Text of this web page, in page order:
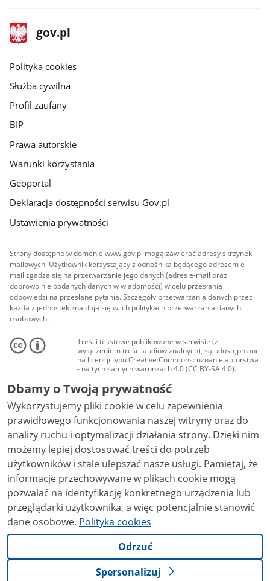
stopka
gov.pl
Strona
gov.pl
gov.pl
Polityka cookies
Służba cywilna
Profil zaufany
BIP
Prawa autorskie
Warunki korzystania
Geoportal
Deklaracja dostępności serwisu Gov.pl
Ustawienia prywatności
Strony dostępne w domenie www.gov.pl mogą zawierać adresy skrzynek
mailowych. Użytkownik korzystający z odnośnika będącego adresem e-
mail zgadza się na przetwarzanie jego danych (adres e-mail oraz
dobrowolnie podanych danych w wiadomości) w celu przesłania
odpowiedzi na przesłane pytania. Szczegóły przetwarzania danych przez
każdą z jednostek znajdują się w ich politykach przetwarzania danych
osobowych.
Treści tekstowe publikowane w serwisie (z
wyłączeniem treści audiowizualnych), są udostępniane
na licencji typu Creative Commons: uznanie autorstwa
- na tych samych warunkach 4.0 (CC BY-SA 4.0).
Materiały audiowizualne, w tym zdjęcia, materiały
audio i wideo, są udostępniane na licencji typu
Creative Commons: uznanie autorstwa użycie
niekomercyjne - bez utworów zależnych 4.0 (CC BY-
NC-ND 4.0), o ile nie jest to stwierdzone inaczej.
Dbamy o Twoją prywatność
Wykorzystujemy pliki cookie w celu zapewnienia
prawidłowego funkcjonowania naszej witryny oraz do
analizy ruchu i optymalizacji działania strony. Dzięki nim
możemy lepiej dostosować treści do potrzeb
użytkowników i stale ulepszać nasze usługi. Pamiętaj, że
informacje przechowywane w plikach cookie mogą
pozwalać na identyfikację konkretnego urządzenia lub
przeglądarki użytkownika, a więc potencjalnie stanowić
dane osobowe. Polityka cookies
Odrzuć
Spersonalizuj